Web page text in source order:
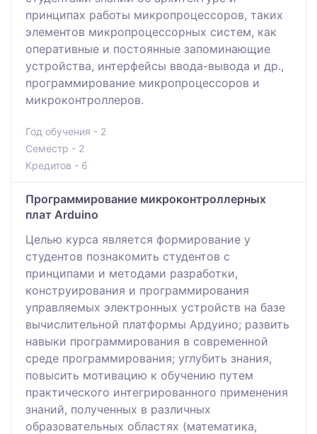
принципах работы микропроцессоров, таких
элементов микропроцессорных систем, как
оперативные и постоянные запоминающие
устройства, интерфейсы ввода-вывода и др.,
программирование микропроцессоров и
микроконтроллеров.
Год обучения - 2
Семестр - 2
Кредитов - 6
Программирование микроконтроллерных
плат Arduino
Целью курса является формирование у
студентов познакомить студентов с
принципами и методами разработки,
конструирования и программирования
управляемых электронных устройств на базе
вычислительной платформы Ардуино; развить
навыки программирования в современной
среде программирования; углубить знания,
повысить мотивацию к обучению путем
практического интегрированного применения
знаний, полученных в различных
образовательных областях (математика,